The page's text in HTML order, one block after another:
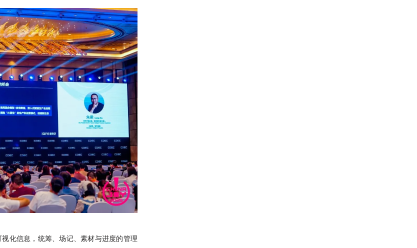
化信息，统筹、场记、素材与进度的管理